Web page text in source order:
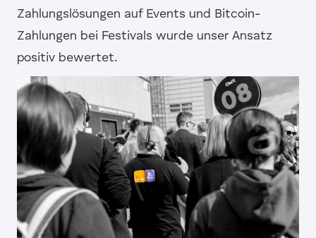
Zahlungslösungen auf Events und Bitcoin-
Zahlungen bei Festivals wurde unser Ansatz
positiv bewertet.